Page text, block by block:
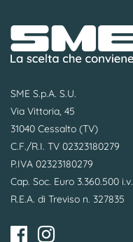
SME S.p.A. S.U.
Via Vittoria, 45
31040 Cessalto (TV)
C.F./R.I. TV 02323180279
P.IVA 02323180279
Cap. Soc. Euro 3.360.500 i.v.
R.E.A. di Treviso n. 327835